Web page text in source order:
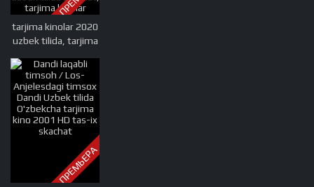
tarjima kinolar 2020
uzbek tilida, tarjima
tarjima kinolar
skachat, boevik
tarjima kinolar,
tarjima kinolar
скачать, tarjima
kinolar uzbek tilida
skachat, tarjima
kinolar saytlari,
7777.uz tarjima
ПРЕМЬЕРА